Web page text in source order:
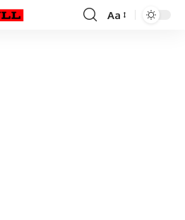
Font
Aa